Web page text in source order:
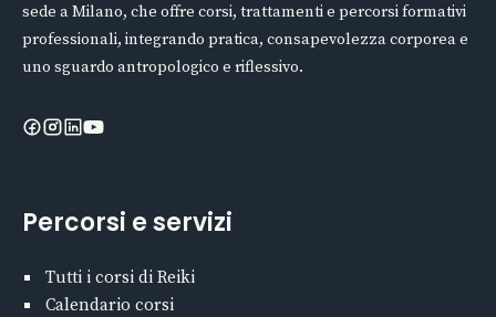
sede a Milano, che offre corsi, trattamenti e percorsi formativi
professionali, integrando pratica, consapevolezza corporea e
uno sguardo antropologico e riflessivo.
Percorsi e servizi
Tutti i corsi di Reiki
Calendario corsi